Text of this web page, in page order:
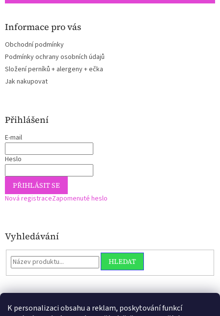
K personalizaci obsahu a reklam, poskytování funkcí
Informace pro vás
Obchodní podmínky
Podmínky ochrany osobních údajů
Složení perníků + alergeny + ečka
Jak nakupovat
Přihlášení
E-mail
Heslo
PŘIHLÁSIT SE
Nová registraceZapomenuté heslo
Vyhledávání
HLEDAT